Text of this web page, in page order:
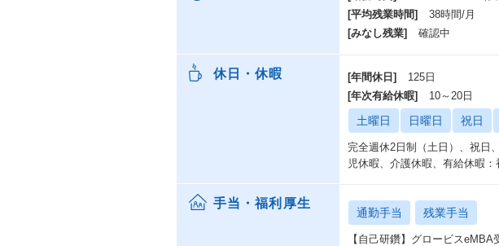
[平均残業時間]
38時間/月
[みなし残業]
確認中
休日・休暇 [年間休日]
125日
[年次有給休暇]
10～20日
土曜日 日曜日 祝日
完全週休2日制（土日）、祝日
児休暇、介護休暇、有給休暇
手当・福利厚生
通勤手当 残業手当
【自己研鑽】グロービス